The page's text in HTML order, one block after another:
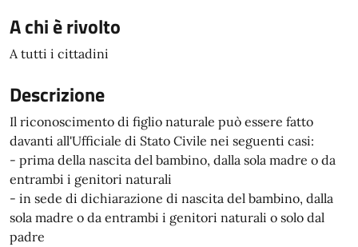
A chi è rivolto
A tutti i cittadini
Descrizione
Il riconoscimento di figlio naturale può essere fatto
davanti all'Ufficiale di Stato Civile nei seguenti casi:
- prima della nascita del bambino, dalla sola madre o da
entrambi i genitori naturali
- in sede di dichiarazione di nascita del bambino, dalla
sola madre o da entrambi i genitori naturali o solo dal
padre